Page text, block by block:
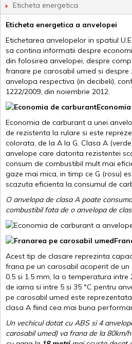
Eticheta energetica
Eticheta energetica a anvelopei
Etichetarea anvelopelor in spatiul
sa contina informatii despre
din folosirea anvelopei, despre
franare pe carosabil umed si
anvelopa respectiva (in decibeli),
1222/2009, din noiembrie 2012.
Economia de carburant a unei
de rezistenta la rulare si este
colorata, de la A la G. Clasa A
anvelope care datorita rezistentei
consum de combustibil mult mai
gaze mai mica, in timp ce G (rosu)
scazuta eficienta la consumul de
O anvelopa de clasa A poate
combustibil fata de o anvelopa de
Acest tip de clasare reprezinta
frana pe un carosabil acoperit de
0.5 si 1.5 mm, la o temperatura intre
de iarna si intre 5 si 35 ºC pentru
pe carosabil umed este
clasa A fiind cea mai buna
Un vechicul dotat cu ABS si 4
carosabil umed) va frana de la 80km/